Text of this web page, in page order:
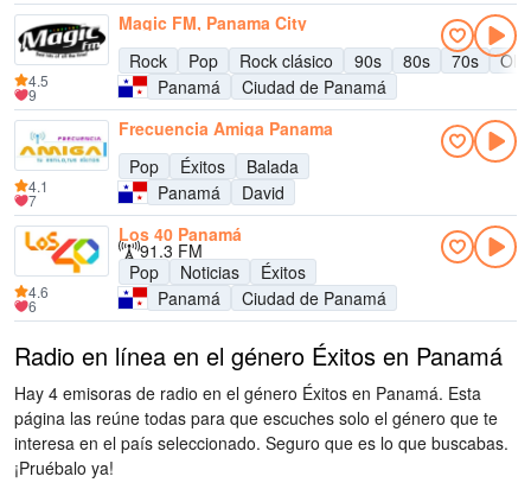
Magic FM, Panama City
Rock
Pop Rock clásico 90s 80s 70s
Panamá
Ciudad de Panamá
4.5
9
Frecuencia Amiga Panama
Pop
Éxitos
Balada
Panamá
David
4.1
7
Los 40 Panamá
91.3 FM
Pop
Noticias
Éxitos
Panamá
Ciudad de Panamá
4.6
6
Radio en línea en el género Éxitos en Panamá
Hay 4 emisoras de radio en el género Éxitos en Panamá. Esta
página las reúne todas para que escuches solo el género que te
interesa en el país seleccionado. Seguro que es lo que buscabas.
¡Pruébalo ya!